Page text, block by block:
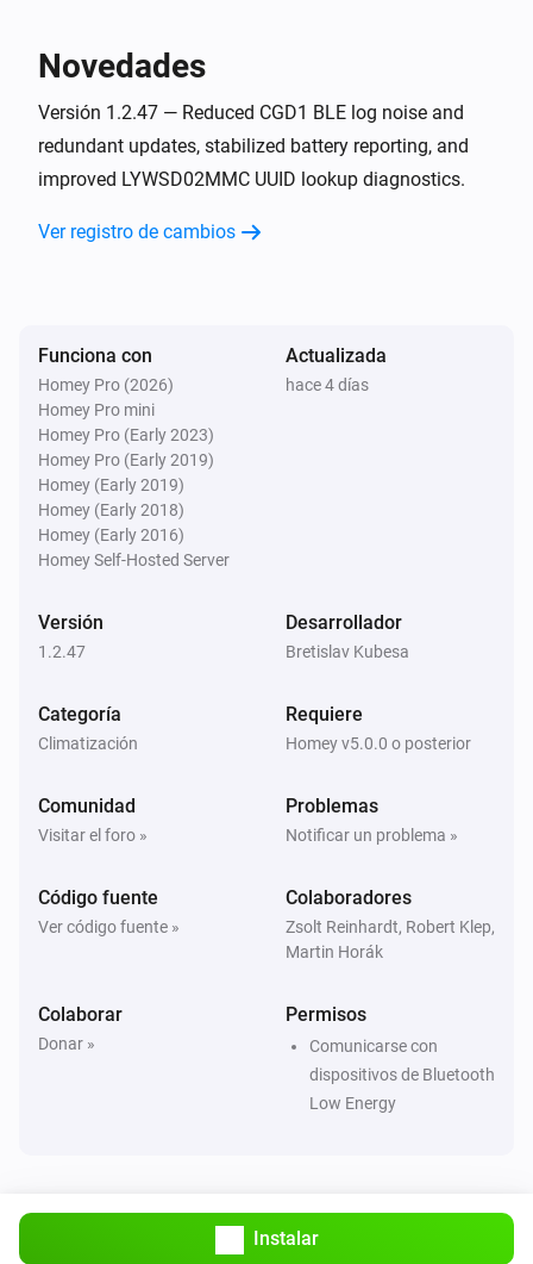
El nivel de la batería ha cambiado
LYWSD03MMC no ATC (BLE)
LYWSD03MMC no ATC (BLE)
El nivel de la batería ha cambiado
LYWSDCGQ/01ZM (BLE)
La temperatura ha cambiado
LYWSDCGQ/01ZM (BLE)
La humedad ha cambiado
El nivel de la batería ha cambiado
Qingping CGD1 Alarm Clock (BLE)
La temperatura ha cambiado
Qingping CGD1 Alarm Clock (BLE)
La humedad ha cambiado
Qingping CGD1 Alarm Clock (BLE)
El nivel de la batería ha cambiado
Novedades
Versión 1.2.47 — Reduced CGD1 BLE log noise and
redundant updates, stabilized battery reporting, and
improved LYWSD02MMC UUID lookup diagnostics.
Ver registro de cambios
Funciona con
Homey Pro (2026)
Homey Pro mini
Homey Pro (Early 2023)
Homey Pro (Early 2019)
Homey (Early 2019)
Homey (Early 2018)
Homey (Early 2016)
Homey Self-Hosted Server
Actualizada
hace 4 días
Versión
1.2.47
Desarrollador
Bretislav Kubesa
Categoría
Climatización
Requiere
Homey v5.0.0 o posterior
Comunidad
Visitar el foro »
Problemas
Notificar un problema »
Código fuente
Ver código fuente »
Colaboradores
Zsolt Reinhardt, Robert Klep,
Martin Horák
Colaborar
Donar »
Permisos
Comunicarse con
dispositivos de Bluetooth
Low Energy
Instalar